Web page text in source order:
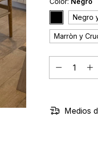
Negro
Marròn y
Medios